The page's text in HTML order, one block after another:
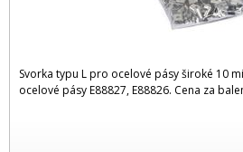
Svorka typu L pro ocelové pásy široké 10
ocelové pásy E88827, E88826. Cena za